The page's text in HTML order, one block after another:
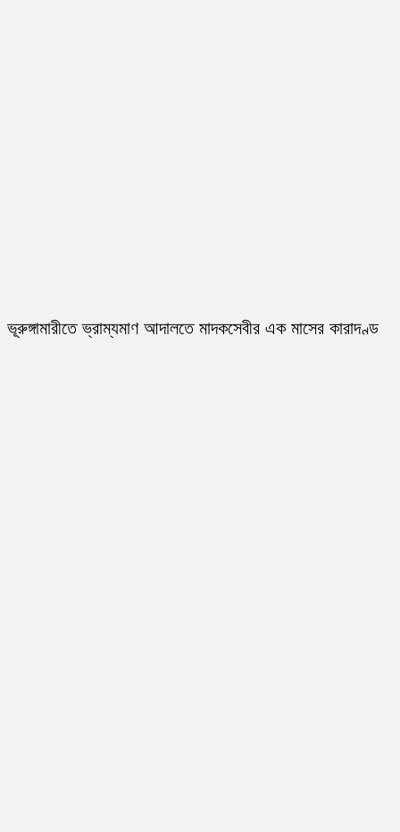
ভূরুঙ্গামারীতে ভ্রাম্যমাণ আদালতে মাদকসেবীর এক মাসের কারাদণ্ড